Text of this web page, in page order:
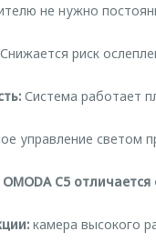
не нужно
Снижается риск
Система работает
управление светом
C5 отличается
камера высокого